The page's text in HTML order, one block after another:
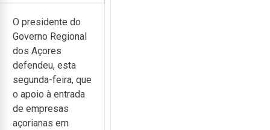
O presidente do
Governo Regional
dos Açores
defendeu, esta
segunda-feira, que
o apoio à entrada
de empresas
açorianas em